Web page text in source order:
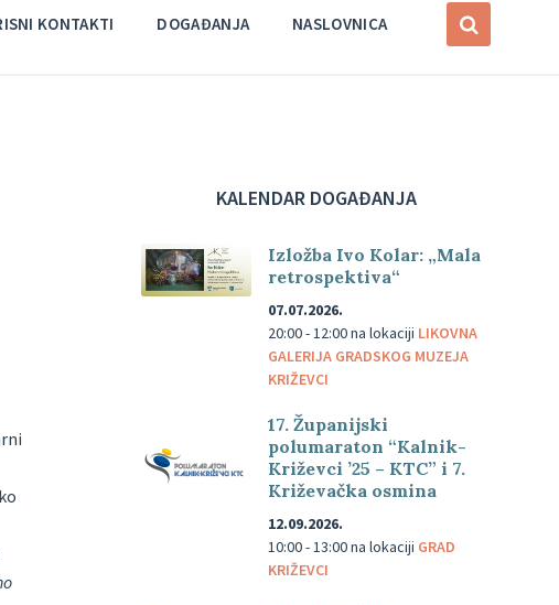
KONTAKTI DOGAĐANJA NASLOVNICA
KALENDAR DOGAĐANJA
Izložba Ivo Kolar: „Mala
retrospektiva“
07.07.2026.
20:00 - 12:00na lokaciji LIKOVNA
GALERIJA GRADSKOG MUZEJA
KRIŽEVCI
17. Županijski
polumaraton “Kalnik-
Križevci ’25 – KTC” i 7.
Križevačka osmina
12.09.2026.
10:00 - 13:00na lokaciji GRAD
KRIŽEVCI